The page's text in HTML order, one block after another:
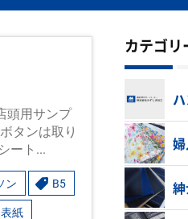
頭用サンプ
タンは取り
ート...
ン B5
紙
カテゴリ